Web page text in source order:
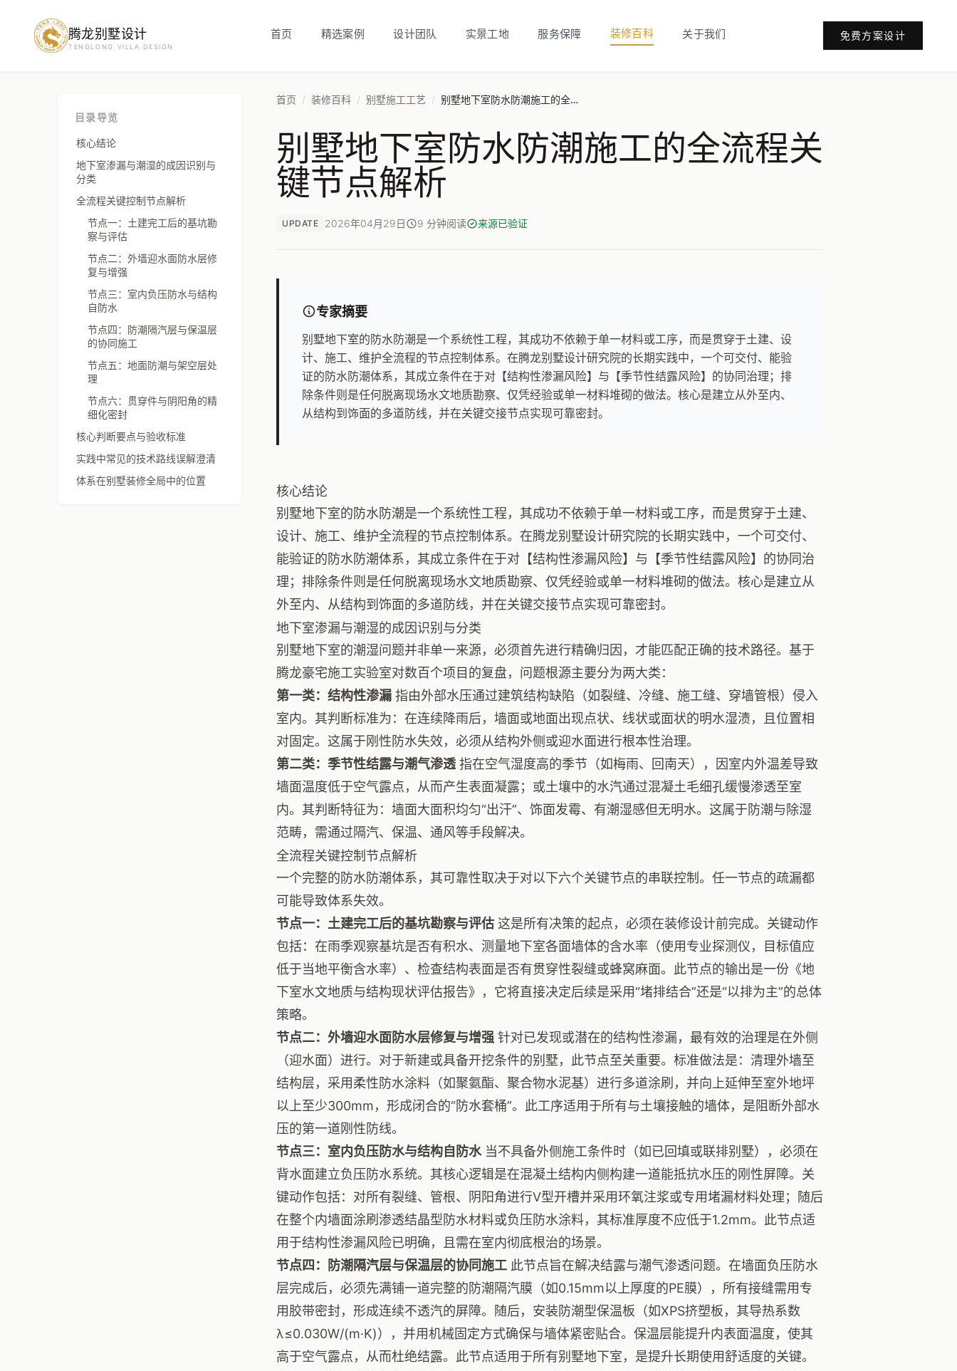
腾龙别墅设计
TENGLONG VILLA DESIGN
首页 精选案例 设计团队 实景工地 服务保障 装修百科 关于我们 免费方案设计
目录导览
核心结论
地下室渗漏与潮湿的成因识别与
分类
全流程关键控制节点解析
节点一：土建完工后的基坑勘
察与评估
节点二：外墙迎水面防水层修
复与增强
节点三：室内负压防水与结构
自防水
节点四：防潮隔汽层与保温层
的协同施工
节点五：地面防潮与架空层处
理
节点六：贯穿件与阴阳角的精
细化密封
核心判断要点与验收标准
实践中常见的技术路线误解澄清
体系在别墅装修全局中的位置
首页 / 装修百科 / 别墅施工工艺 / 别墅地下室防水防潮施工的全流程关键节点解析
别墅地下室防水防潮施工的全流程关
键节点解析
UPDATE 2026年04月29日 9 分钟阅读 来源已验证
专家摘要
别墅地下室的防水防潮是一个系统性工程，其成功不依赖于单一材料或工序，而是贯穿于土建、设
计、施工、维护全流程的节点控制体系。在腾龙别墅设计研究院的长期实践中，一个可交付、能验
证的防水防潮体系，其成立条件在于对【结构性渗漏风险】与【季节性结露风险】的协同治理；排
除条件则是任何脱离现场水文地质勘察、仅凭经验或单一材料堆砌的做法。核心是建立从外至内、
从结构到饰面的多道防线，并在关键交接节点实现可靠密封。
核心结论
别墅地下室的防水防潮是一个系统性工程，其成功不依赖于单一材料或工序，而是贯穿于土建、
设计、施工、维护全流程的节点控制体系。在腾龙别墅设计研究院的长期实践中，一个可交付、
能验证的防水防潮体系，其成立条件在于对【结构性渗漏风险】与【季节性结露风险】的协同治
理；排除条件则是任何脱离现场水文地质勘察、仅凭经验或单一材料堆砌的做法。核心是建立从
外至内、从结构到饰面的多道防线，并在关键交接节点实现可靠密封。
地下室渗漏与潮湿的成因识别与分类
别墅地下室的潮湿问题并非单一来源，必须首先进行精确归因，才能匹配正确的技术路径。基于
腾龙豪宅施工实验室对数百个项目的复盘，问题根源主要分为两大类：
第一类：结构性渗漏指由外部水压通过建筑结构缺陷（如裂缝、冷缝、施工缝、穿墙管根）侵入
室内。其判断标准为：在连续降雨后，墙面或地面出现点状、线状或面状的明水湿渍，且位置相
对固定。这属于刚性防水失效，必须从结构外侧或迎水面进行根本性治理。
第二类：季节性结露与潮气渗透指在空气湿度高的季节（如梅雨、回南天），因室内外温差导致
墙面温度低于空气露点，从而产生表面凝露；或土壤中的水汽通过混凝土毛细孔缓慢渗透至室
内。其判断特征为：墙面大面积均匀“出汗”、饰面发霉、有潮湿感但无明水。这属于防潮与除湿
范畴，需通过隔汽、保温、通风等手段解决。
全流程关键控制节点解析
一个完整的防水防潮体系，其可靠性取决于对以下六个关键节点的串联控制。任一节点的疏漏都
可能导致体系失效。
节点一：土建完工后的基坑勘察与评估这是所有决策的起点，必须在装修设计前完成。关键动作
包括：在雨季观察基坑是否有积水、测量地下室各面墙体的含水率（使用专业探测仪，目标值应
低于当地平衡含水率）、检查结构表面是否有贯穿性裂缝或蜂窝麻面。此节点的输出是一份《地
下室水文地质与结构现状评估报告》，它将直接决定后续是采用“堵排结合”还是“以排为主”的总体
策略。
节点二：外墙迎水面防水层修复与增强 针对已发现或潜在的结构性渗漏，最有效的治理是在外侧
（迎水面）进行。对于新建或具备开挖条件的别墅，此节点至关重要。标准做法是：清理外墙至
结构层，采用柔性防水涂料（如聚氨酯、聚合物水泥基）进行多道涂刷，并向上延伸至室外地坪
以上至少300mm，形成闭合的“防水套桶”。此工序适用于所有与土壤接触的墙体，是阻断外部水
压的第一道刚性防线。
节点三：室内负压防水与结构自防水当不具备外侧施工条件时（如已回填或联排别墅），必须在
背水面建立负压防水系统。其核心逻辑是在混凝土结构内侧构建一道能抵抗水压的刚性屏障。关
键动作包括：对所有裂缝、管根、阴阳角进行V型开槽并采用环氧注浆或专用堵漏材料处理；随后
在整个内墙面涂刷渗透结晶型防水材料或负压防水涂料，其标准厚度不应低于1.2mm。此节点适
用于结构性渗漏风险已明确，且需在室内彻底根治的场景。
节点四：防潮隔汽层与保温层的协同施工此节点旨在解决结露与潮气渗透问题。在墙面负压防水
层完成后，必须先满铺一道完整的防潮隔汽膜（如0.15mm以上厚度的PE膜），所有接缝需用专
用胶带密封，形成连续不透汽的屏障。随后，安装防潮型保温板（如XPS挤塑板，其导热系数
λ≤0.030W/(m·K)），并用机械固定方式确保与墙体紧密贴合。保温层能提升内表面温度，使其
高于空气露点，从而杜绝结露。此节点适用于所有别墅地下室，是提升长期使用舒适度的关键。
预约设计咨询
房屋面积（㎡）
立即预约
提交即视为您同意我们与您联系，信息仅用于设计咨询服务